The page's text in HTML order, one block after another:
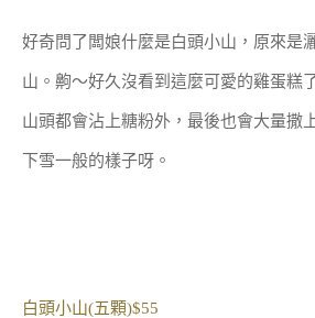
好奇問了闆娘什麼是白頭小山，原來是
山。齁～好久沒看到這麼可愛的雞蛋糕
山頭都會沾上糖粉外，最後也會大量撒
下雪一般的樣子呀。
白頭小山(五顆)$55